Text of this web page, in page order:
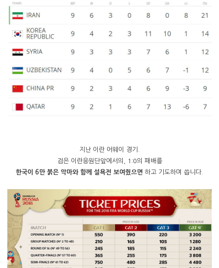
지난 이란 어웨이 경기.
검은 이란응원단앞에서의, 1:0의 패배를
한국이 6만 붉은 악마와 함께 설욕전 보여줬으면 하고 기도하며 씁니다.